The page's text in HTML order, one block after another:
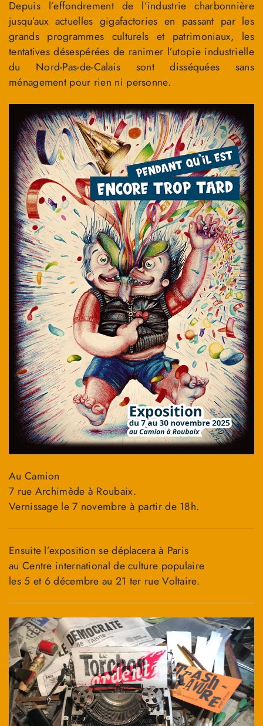
Depuis l’effondrement de l’industrie charbonnière
jusqu’aux actuelles gigafactories en passant par les
grands programmes culturels et patrimoniaux, les
tentatives désespérées de ranimer l’utopie industrielle
du Nord-Pas-de-Calais sont disséquées sans
ménagement pour rien ni personne.
Au Camion
7 rue Archimède à Roubaix.
Vernissage le 7 novembre à partir de 18h.
Ensuite l’exposition se déplacera à Paris
au Centre international de culture populaire
les 5 et 6 décembre au 21 ter rue Voltaire.